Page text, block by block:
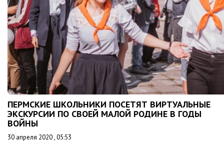
ПЕРМСКИЕ ШКОЛЬНИКИ ПОСЕТЯТ ВИРТУАЛЬНЫЕ
ЭКСКУРСИИ ПО СВОЕЙ МАЛОЙ РОДИНЕ В ГОДЫ
ВОЙНЫ
30 апреля 2020 , 05:53